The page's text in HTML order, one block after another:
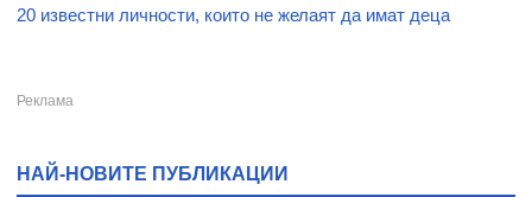
20 известни личности, които не желаят да имат деца
НАЙ-НОВИТЕ ПУБЛИКАЦИИ